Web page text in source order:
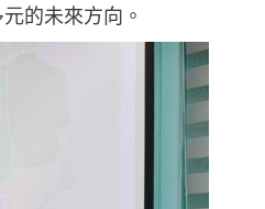
的未來方向。